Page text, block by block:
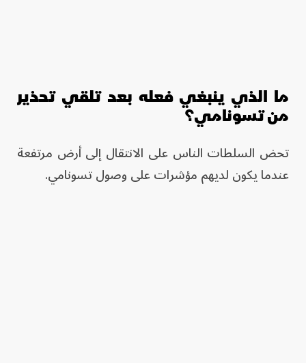
ما الذي ينبغي فعله بعد تلقي تحذير
من تسونامي؟
تحض السلطات الناس على الانتقال إلى أرض مرتفعة
عندما يكون لديهم مؤشرات على وصول تسونامي.